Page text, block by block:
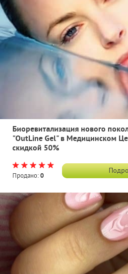
Биоревитализация нового
"OutLine Gel" в Медицинском
скидкой 50%
Продано:0